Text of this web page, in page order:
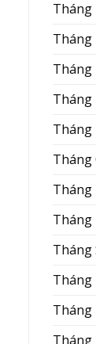
Tháng
Tháng
Tháng
Tháng
Tháng
Tháng
Tháng
Tháng
Tháng
Tháng
Tháng
Tháng